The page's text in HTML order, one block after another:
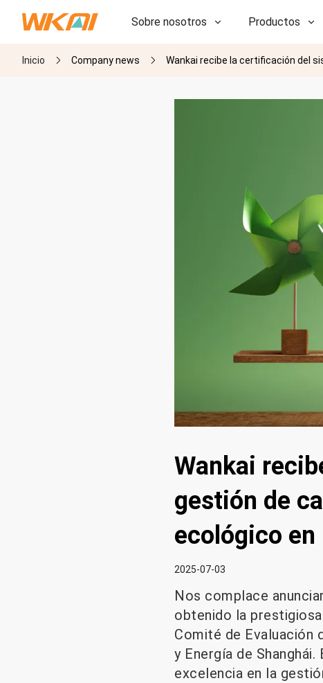
Sobre nosotros Productos
I+D
Inicio Company news Wankai recibe la certificación del
Wankai
gestión de
ecológico en
2025-07-03
Nos complace
obtenido la
Comité de Evaluación
y Energía de
excelencia en la